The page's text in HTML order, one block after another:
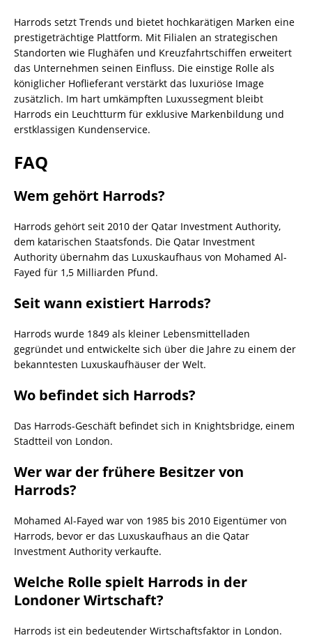
Harrods setzt Trends und bietet hochkarätigen Marken eine
prestigeträchtige Plattform. Mit Filialen an strategischen
Standorten wie Flughäfen und Kreuzfahrtschiffen erweitert
das Unternehmen seinen Einfluss. Die einstige Rolle als
königlicher Hoflieferant verstärkt das luxuriöse Image
zusätzlich. Im hart umkämpften Luxussegment bleibt
Harrods ein Leuchtturm für exklusive Markenbildung und
erstklassigen Kundenservice.
FAQ
Wem gehört Harrods?
Harrods gehört seit 2010 der Qatar Investment Authority,
dem katarischen Staatsfonds. Die Qatar Investment
Authority übernahm das Luxuskaufhaus von Mohamed Al-
Fayed für 1,5 Milliarden Pfund.
Seit wann existiert Harrods?
Harrods wurde 1849 als kleiner Lebensmittelladen
gegründet und entwickelte sich über die Jahre zu einem der
bekanntesten Luxuskaufhäuser der Welt.
Wo befindet sich Harrods?
Das Harrods-Geschäft befindet sich in Knightsbridge, einem
Stadtteil von London.
Wer war der frühere Besitzer von
Harrods?
Mohamed Al-Fayed war von 1985 bis 2010 Eigentümer von
Harrods, bevor er das Luxuskaufhaus an die Qatar
Investment Authority verkaufte.
Welche Rolle spielt Harrods in der
Londoner Wirtschaft?
Harrods ist ein bedeutender Wirtschaftsfaktor in London.